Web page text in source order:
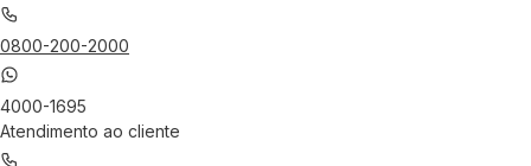
0800-200-2000
4000-1695
Atendimento ao cliente